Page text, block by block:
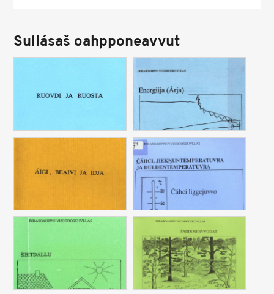
Sullásaš oahpponeavvut